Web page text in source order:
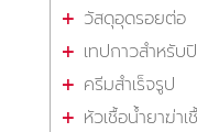
วัสดุอุดรอยต่อ
เทปกาวสำหรั
ครีมสำเร็จรูป
หัวเชื้อน้ำยาฆ่าเ